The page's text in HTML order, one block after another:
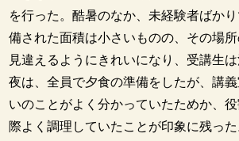
を行った。酷暑のなか、未経験者ばか
備された面積は小さいものの、その場
見違えるようにきれいになり、受講生は
夜は、全員で夕食の準備をしたが、講
いのことがよく分かっていたためか、
際よく調理していたことが印象に残っ